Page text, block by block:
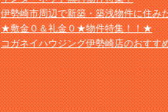
伊勢崎市周辺で新築・築浅物件に住み
★敷金０＆礼金０★物件特集！！★
コガネイハウジング伊勢崎店のおすす